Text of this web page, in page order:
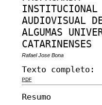
INSTITUCIONAL
AUDIOVISUAL
ALGUMAS
CATARINENSES
Rafael Jose Bona
Texto completo:
PDF
Resumo